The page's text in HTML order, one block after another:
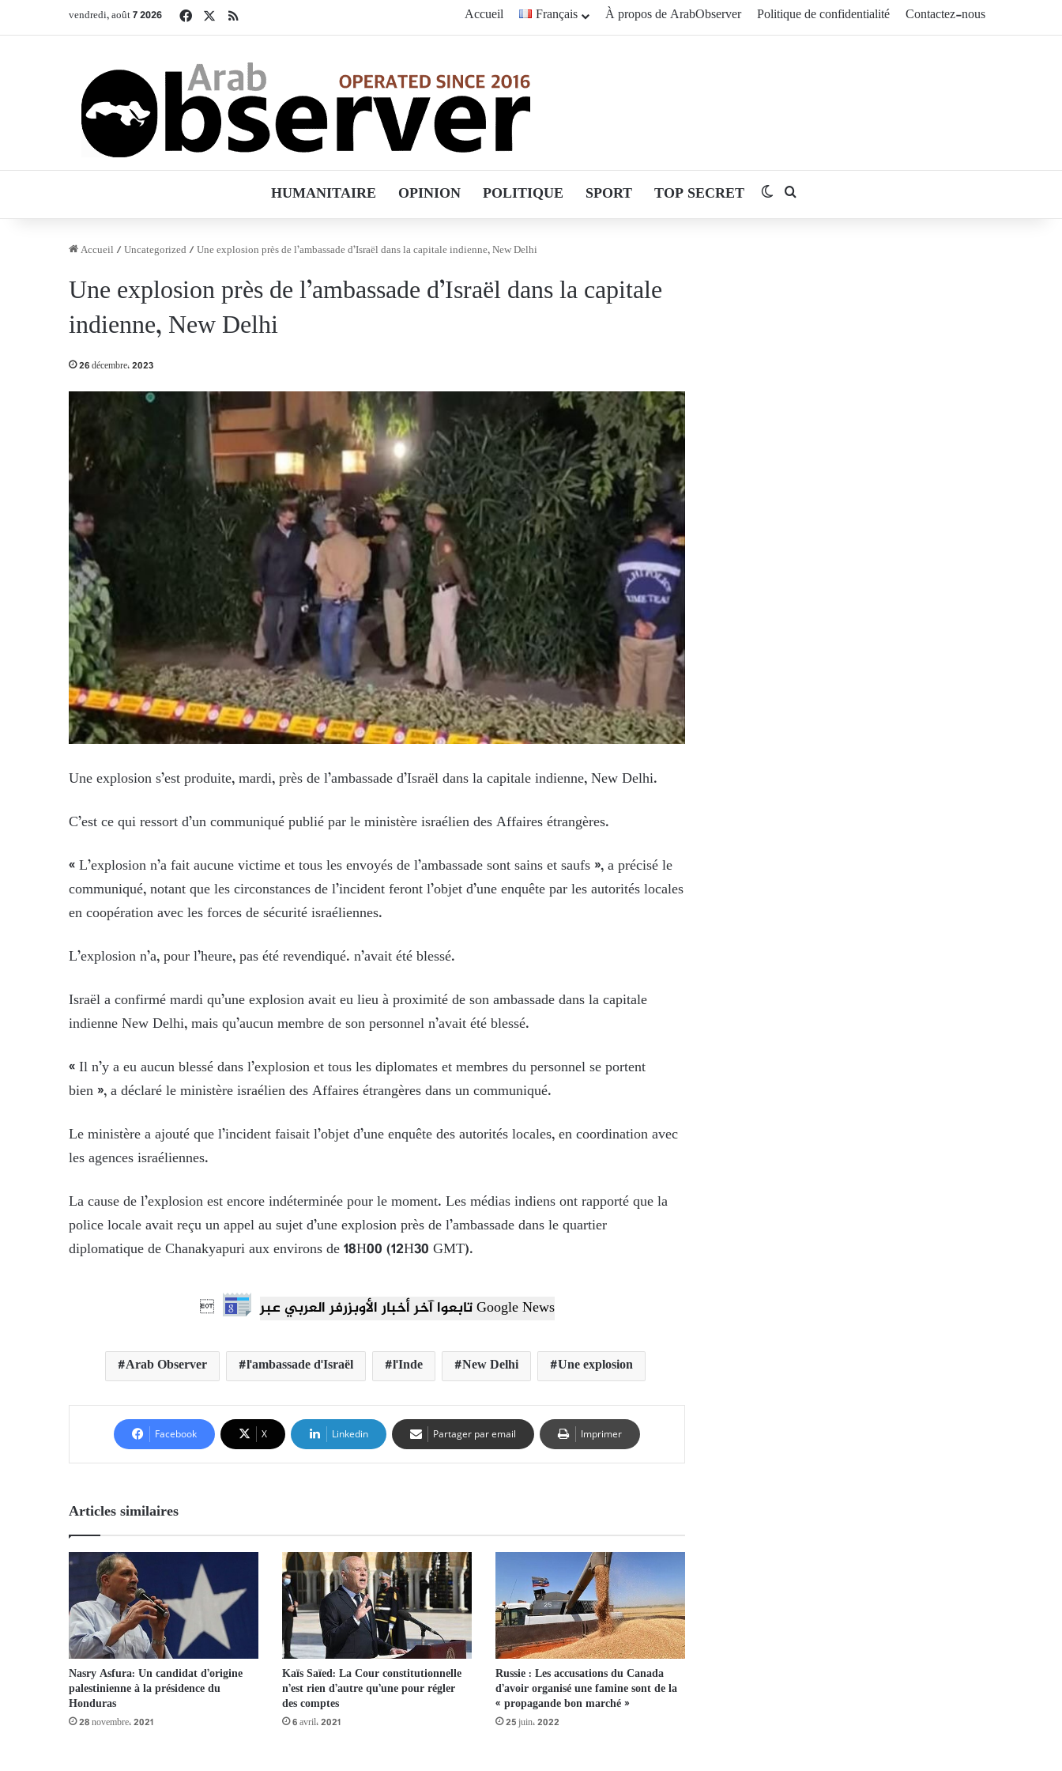
vendredi, août 7 2026 FacebookRSS Accueil Français À propos de ArabObserver Politique de confidentialité Contactez-nous
HUMANITAIRE OPINION POLITIQUE SPORT TOP SECRET Switch skin
Accueil /Uncategorized /Une explosion près de l’ambassade d’Israël dans la capitale indienne, New Delhi
Une explosion près de l’ambassade d’Israël dans la capitale
indienne, New Delhi
26 décembre، 2023
Une explosion s’est produite, mardi, près de l’ambassade d’Israël dans la capitale indienne, New Delhi.
C’est ce qui ressort d’un communiqué publié par le ministère israélien des Affaires étrangères.
« L’explosion n’a fait aucune victime et tous les envoyés de l’ambassade sont sains et saufs », a précisé le
communiqué, notant que les circonstances de l’incident feront l’objet d’une enquête par les autorités locales
en coopération avec les forces de sécurité israéliennes.
L’explosion n’a, pour l’heure, pas été revendiqué. n’avait été blessé.
Israël a confirmé mardi qu’une explosion avait eu lieu à proximité de son ambassade dans la capitale
indienne New Delhi, mais qu’aucun membre de son personnel n’avait été blessé.
« Il n’y a eu aucun blessé dans l’explosion et tous les diplomates et membres du personnel se portent
bien », a déclaré le ministère israélien des Affaires étrangères dans un communiqué.
Le ministère a ajouté que l’incident faisait l’objet d’une enquête des autorités locales, en coordination avec
les agences israéliennes.
La cause de l’explosion est encore indéterminée pour le moment. Les médias indiens ont rapporté que la
police locale avait reçu un appel au sujet d’une explosion près de l’ambassade dans le quartier
diplomatique de Chanakyapuri aux environs de 18H00 (12H30 GMT).
 تابعوا آخر أخبار الأوبزرفر العربي عبر Google News
Arab Observer l'ambassade d'Israël l'Inde New Delhi Une explosion
Facebook X Linkedin Partager par email Imprimer
Articles similaires
Nasry Asfura: Un candidat d’origine
palestinienne à la présidence du
Honduras
28 novembre، 2021
Kaïs Saïed: La Cour constitutionnelle
n’est rien d’autre qu’une pour régler
des comptes
6 avril، 2021
Russie : Les accusations du Canada
d’avoir organisé une famine sont de la
« propagande bon marché »
25 juin، 2022